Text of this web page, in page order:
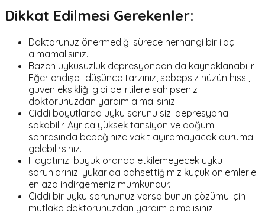
Dikkat Edilmesi Gerekenler:
Doktorunuz önermediği sürece herhangi bir ilaç
almamalısınız.
Bazen uykusuzluk depresyondan da kaynaklanabilir.
Eğer endişeli düşünce tarzınız, sebepsiz hüzün hissi,
güven eksikliği gibi belirtilere sahipseniz
doktorunuzdan yardım almalısınız.
Ciddi boyutlarda uyku sorunu sizi depresyona
sokabilir. Ayrıca yüksek tansiyon ve doğum
sonrasında bebeğinize vakit ayıramayacak duruma
gelebilirsiniz.
Hayatınızı büyük oranda etkilemeyecek uyku
sorunlarınızı yukarıda bahsettiğimiz küçük önlemlerle
en aza indirgemeniz mümkündür.
Ciddi bir uyku sorununuz varsa bunun çözümü için
mutlaka doktorunuzdan yardım almalısınız.